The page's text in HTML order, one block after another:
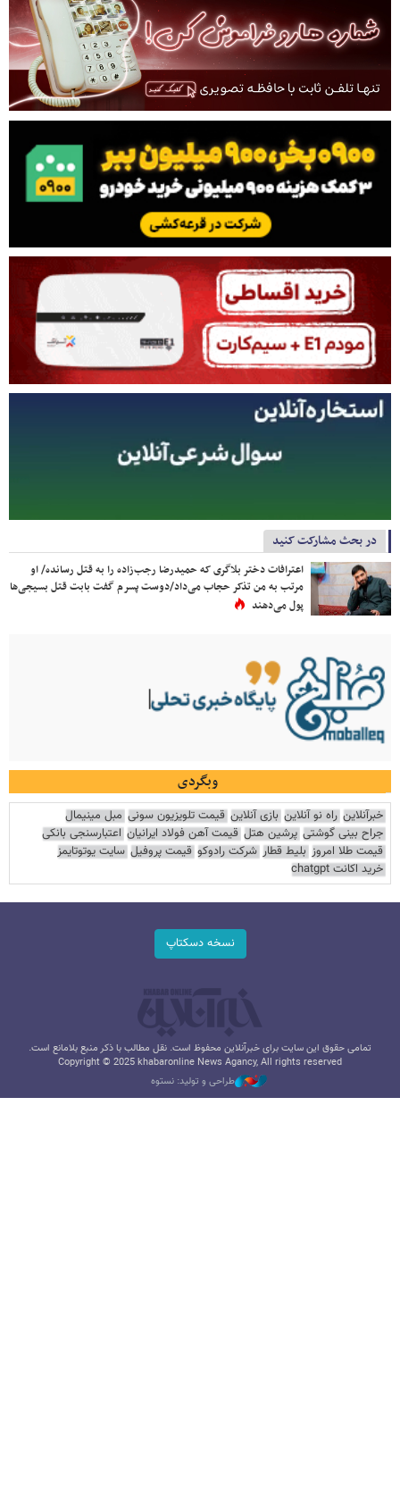
در بحث مشارکت کنید
اعترافات دختر بلاگری که حمیدرضا رجب‌زاده را به قتل رسانده/ او
مرتب به من تذکر حجاب می‌داد/دوست پسرم گفت بابت قتل بسیجی‌ها
پول می‌دهند
وبگردی
خبرآنلاین راه نو آنلاین بازی آنلاین قیمت تلویزیون سونی مبل مینیمال
جراح بینی گوشتی پرشین هتل قیمت آهن فولاد ایرانیان اعتبارسنجی بانکی
قیمت طلا امروز بلیط قطار شرکت رادوکو قیمت پروفیل سایت یوتوتایمز
خرید اکانت chatgpt
نسخه دسکتاپ
تمامی حقوق این سایت برای خبرآنلاین محفوظ است. نقل مطالب با ذکر منبع بلامانع است.
Copyright © 2025 khabaronline News Agancy, All rights reserved
طراحی و تولید: نستوه